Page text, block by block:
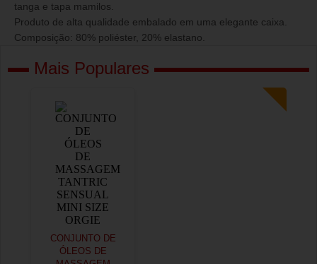
tanga e tapa mamilos.
Produto de alta qualidade embalado em uma elegante caixa.
Composição: 80% poliéster, 20% elastano.
Mais Populares
CONJUNTO DE
ÓLEOS DE